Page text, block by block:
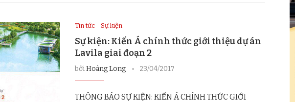
Tin tức - Sự kiện
Sự kiện: Kiến Á chính thức giới thiệu dự án
Lavila giai đoạn 2
bởiHoàng Long 23/04/2017
THÔNG BÁO SỰ KIỆN: KIẾN Á CHÍNH THỨC GIỚI